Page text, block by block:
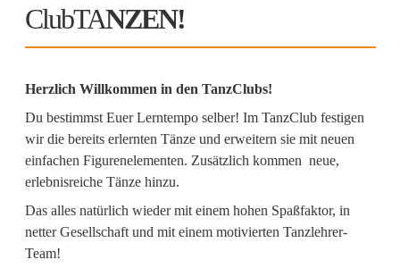
ClubTANZEN!
Herzlich Willkommen in den TanzClubs!
Du bestimmst Euer Lerntempo selber! Im TanzClub festigen
wir die bereits erlernten Tänze und erweitern sie mit neuen
einfachen Figurenelementen. Zusätzlich kommen neue,
erlebnisreiche Tänze hinzu.
Das alles natürlich wieder mit einem hohen Spaßfaktor, in
netter Gesellschaft und mit einem motivierten Tanzlehrer-
Team!